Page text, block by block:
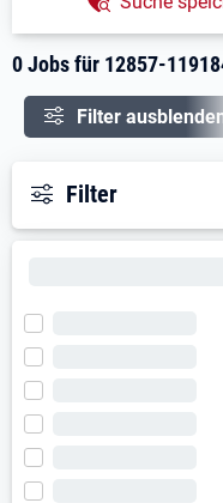
0 Jobs für 12857-
Filter
Filter